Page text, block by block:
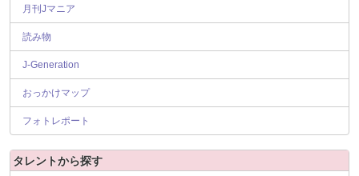
月刊Jマニア
読み物
J-Generation
おっかけマップ
フォトレポート
タレントから探す